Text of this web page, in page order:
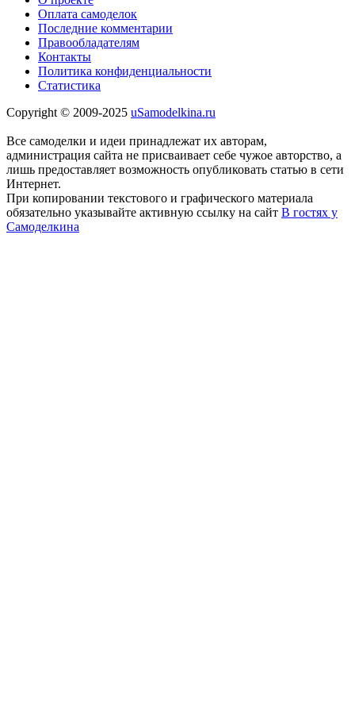
Оплата самоделок
Последние комментарии
Правообладателям
Контакты
Политика конфиденциальности
Статистика
Copyright © 2009-2025 uSamodelkina.ru
Все самоделки и идеи принадлежат их авторам,
администрация сайта не присваивает себе чужое авторство, а
лишь предоставляет возможность опубликовать статью в сети
Интернет.
При копировании текстового и графического материала
обязательно указывайте активную ссылку на сайт В гостях у
Самоделкина